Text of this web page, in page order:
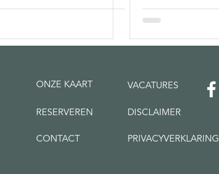
ONZE KAART
RESERVEREN
VACATURES
DISCLAIMER
CONTACT PRIVACYVERKLARING